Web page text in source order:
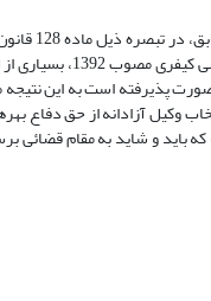
هدف این پژوهش، بررسی حق
کیفری مصوب 1378، در سه مورد حضور وکیل را در مرحله تحقیق منوط
تحلیلی صورت پذیرفته است به این
وکیل آزادانه از حق دفاع
باید و شاید به مقام قضائی